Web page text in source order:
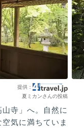
夏ミカンさんの投稿
寺」へ。自然に
気に満ちていま